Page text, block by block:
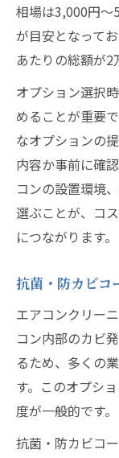
相場は3,000円〜
が目安となって
あたりの総額が2
オプション選択
めることが重要
なオプションの
内容か事前に確
コンの設置環境
選ぶことが、コ
につながります。
抗菌・防カビコ
エアコンクリー
コン内部のカビ
るため、多くの
す。このオプシ
度が一般的です。
抗菌・防カビコ